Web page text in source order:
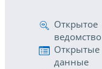
Открытое
ведомство
Открытые
данные